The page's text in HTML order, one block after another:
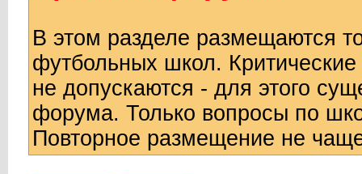
В этом разделе размещаются
футбольных школ.
не допускаются - для этого
форума. Только вопросы по
Повторное размещение не